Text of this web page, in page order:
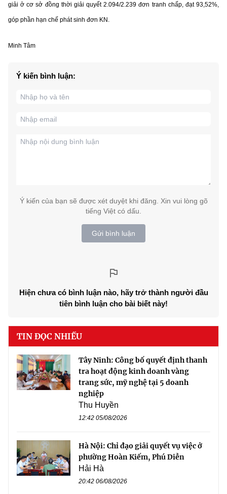
giải ở cơ sở đồng thời giải quyết 2.094/2.239 đơn tranh chấp, đạt 93,52%,
góp phần hạn chế phát sinh đơn KN.
Minh Tâm
Ý kiến bình luận:
Ý kiến của bạn sẽ được xét duyệt khi đăng. Xin vui lòng gõ
tiếng Việt có dấu.
Gửi bình luận
Hiện chưa có bình luận nào, hãy trở thành người đầu
tiên bình luận cho bài biết này!
TIN ĐỌC NHIỀU
Tây Ninh: Công bố quyết định thanh
tra hoạt động kinh doanh vàng
trang sức, mỹ nghệ tại 5 doanh
nghiệp
Thu Huyền
12:42 05/08/2026
Hà Nội: Chỉ đạo giải quyết vụ việc ở
phường Hoàn Kiếm, Phú Diễn
Hải Hà
20:42 06/08/2026